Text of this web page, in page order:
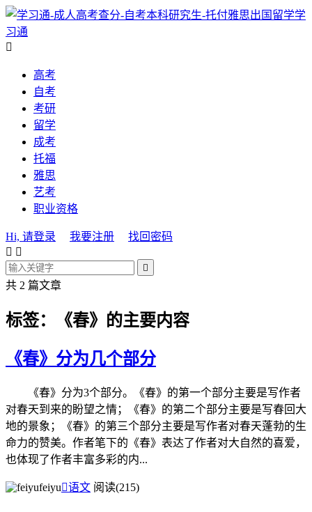
学
习通

高考
自考
考研
留学
成考
托福
雅思
艺考
职业资格
Hi, 请登录 我要注册
找回密码
 

共 2 篇文章
标签：《春》的主要内容
《春》分为几个部分
《春》分为3个部分。《春》的第一个部分主要是写作者
对春天到来的盼望之情；《春》的第二个部分主要是写春回大
地的景象；《春》的第三个部分主要是写作者对春天蓬勃的生
命力的赞美。作者笔下的《春》表达了作者对大自然的喜爱，
也体现了作者丰富多彩的内...
feiyu语文 阅读(215)